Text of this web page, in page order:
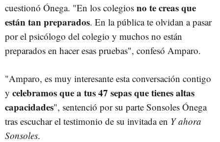
cuestionó Ónega. "En los colegios no te creas que
están tan preparados. En la pública te olvidan a pasar
por el psicólogo del colegio y muchos no están
preparados en hacer esas pruebas", confesó Amparo.
"Amparo, es muy interesante esta conversación contigo
y celebramos que a tus 47 sepas que tienes altas
capacidades", sentenció por su parte Sonsoles Ónega
tras escuchar el testimonio de su invitada en Y ahora
Sonsoles.